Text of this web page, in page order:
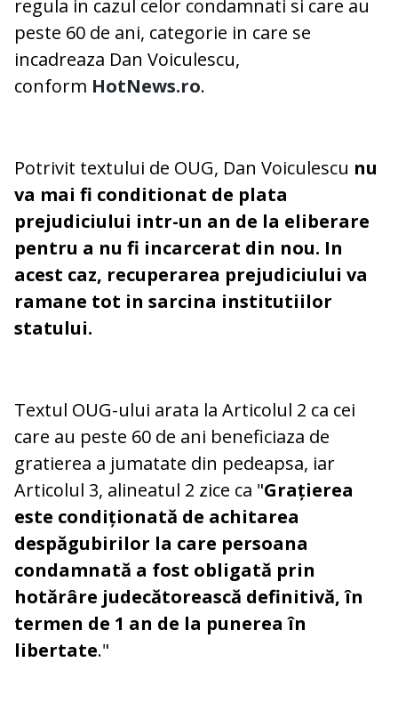
regula in cazul celor condamnati si care au
peste 60 de ani, categorie in care se
incadreaza Dan Voiculescu,
conform HotNews.ro.
Potrivit textului de OUG, Dan Voiculescu nu
va mai fi conditionat de plata
prejudiciului intr-un an de la eliberare
pentru a nu fi incarcerat din nou. In
acest caz, recuperarea prejudiciului va
ramane tot in sarcina institutiilor
statului.
Textul OUG-ului arata la Articolul 2 ca cei
care au peste 60 de ani beneficiaza de
gratierea a jumatate din pedeapsa, iar
Articolul 3, alineatul 2 zice ca "Grațierea
este condiționată de achitarea
despăgubirilor la care persoana
condamnată a fost obligată prin
hotărâre judecătorească definitivă, în
termen de 1 an de la punerea în
libertate."